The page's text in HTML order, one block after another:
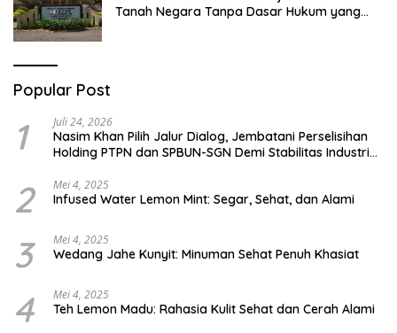
Tanah Negara Tanpa Dasar Hukum yang
Popular Post
1 Juli 24, 2026
Nasim Khan Pilih Jalur Dialog, Jembatani Perselisihan
Holding PTPN dan SPBUN-SGN Demi Stabilitas Industri
2 Mei 4, 2025
Infused Water Lemon Mint: Segar, Sehat, dan Alami
3 Mei 4, 2025
Wedang Jahe Kunyit: Minuman Sehat Penuh Khasiat
4 Mei 4, 2025
Teh Lemon Madu: Rahasia Kulit Sehat dan Cerah Alami